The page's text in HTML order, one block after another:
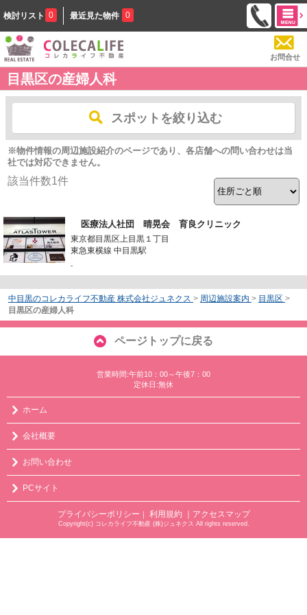
検討リスト 0 最近見た物件 0
お問合せ
目黒区の産婦人科
スポットを絞り込む
※物件情報の周辺施設紹介のページであり、各店舗への問い合わせは当
社では対応できません。
該当件数1件
医療法人社団 晴晃会 育良クリニック
東京都目黒区上目黒１丁目
東急東横線 中目黒駅
-
中目黒のコレカライフ不動産 株式会社ジュネクス > 周辺施設案内 > 目黒区 >
目黒区の産婦人科
ページトップに戻る
営業時間:午前10：00～午後7：00
定休日:無休
ホーム
会社概要
お問い合わせ
PCサイト
プライバシーポリシー ｜ 利用規約 ｜アクセスマップ
Copyright(c) コレカライフ不動産 (株)ジュネクス All rights reserved.